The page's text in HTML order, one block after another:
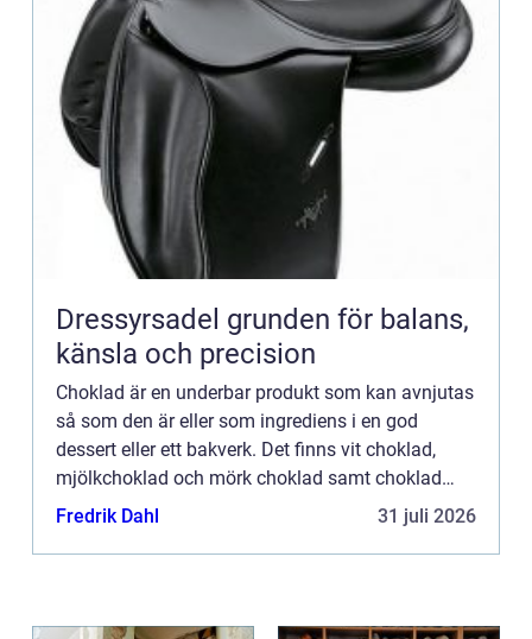
Dressyrsadel grunden för balans,
känsla och precision
Choklad är en underbar produkt som kan avnjutas
så som den är eller som ingrediens i en god
dessert eller ett bakverk. Det finns vit choklad,
mjölkchoklad och mörk choklad samt choklad
med massa olika smaker. Den smaksatta
Fredrik Dahl 31 juli 2026